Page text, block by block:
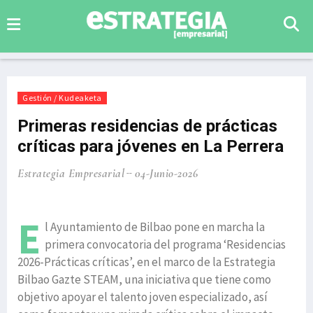
Gestión / Kudeaketa
Primeras residencias de prácticas
críticas para jóvenes en La Perrera
Estrategia Empresarial 04-Junio-2026
E l Ayuntamiento de Bilbao pone en marcha la
primera convocatoria del programa ‘Residencias
2026-Prácticas críticas’, en el marco de la Estrategia
Bilbao Gazte STEAM, una iniciativa que tiene como
objetivo apoyar el talento joven especializado, así